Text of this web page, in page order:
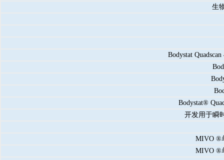
生
Bodystat
Bodystat®
开发用于瞬
MIVO ®
MIVO ®